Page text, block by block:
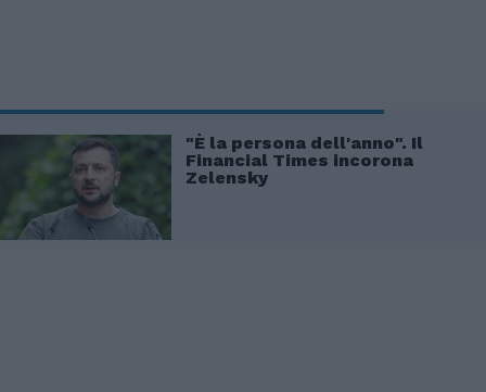
"È la persona dell'anno". Il
Financial Times incorona
Zelensky